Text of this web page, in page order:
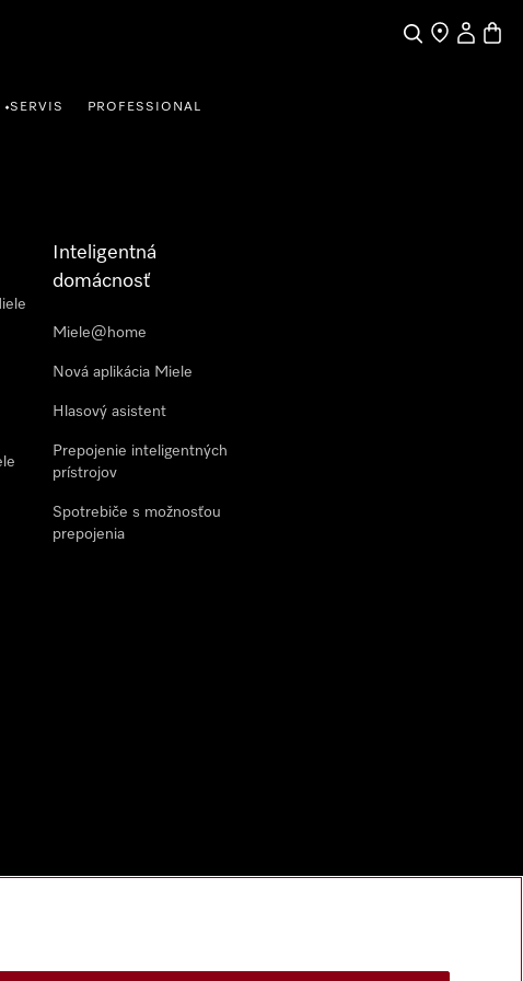
HľadaťNájditeMôj účet
•SERVIS PROFESSIONAL
Inteligentná
domácnosť
Miele@home
Nová aplikácia Miele
Hlasový asistent
Prepojenie inteligentných
prístrojov
Spotrebiče s možnosťou
prepojenia